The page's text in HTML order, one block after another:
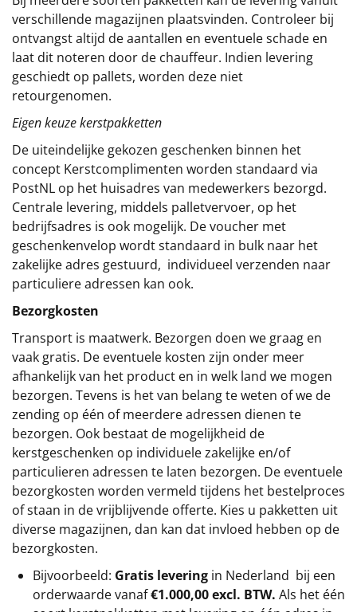
verschillende magazijnen plaatsvinden. Controleer bij
ontvangst altijd de aantallen en eventuele schade en
laat dit noteren door de chauffeur. Indien levering
geschiedt op pallets, worden deze niet
retourgenomen.
Eigen keuze kerstpakketten
De uiteindelijke gekozen geschenken binnen het
concept Kerstcomplimenten worden standaard via
PostNL op het huisadres van medewerkers bezorgd.
Centrale levering, middels palletvervoer, op het
bedrijfsadres is ook mogelijk. De voucher met
geschenkenvelop wordt standaard in bulk naar het
zakelijke adres gestuurd, individueel verzenden naar
particuliere adressen kan ook.
Bezorgkosten
Transport is maatwerk. Bezorgen doen we graag en
vaak gratis. De eventuele kosten zijn onder meer
afhankelijk van het product en in welk land we mogen
bezorgen. Tevens is het van belang te weten of we de
zending op één of meerdere adressen dienen te
bezorgen. Ook bestaat de mogelijkheid de
kerstgeschenken op individuele zakelijke en/of
particulieren adressen te laten bezorgen. De eventuele
bezorgkosten worden vermeld tijdens het bestelproces
of staan in de vrijblijvende offerte. Kies u pakketten uit
diverse magazijnen, dan kan dat invloed hebben op de
bezorgkosten.
Bijvoorbeeld: Gratis levering in Nederland bij een
orderwaarde vanaf€1.000,00 excl. BTW. Als het één